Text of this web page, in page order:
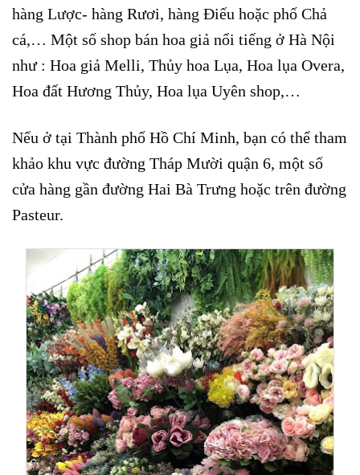
hàng Lược- hàng Rươi, hàng Điếu hoặc phố Chả
cá,… Một số shop bán hoa giả nổi tiếng ở Hà Nội
như : Hoa giả Melli, Thủy hoa Lụa, Hoa lụa Overa,
Hoa đất Hương Thủy, Hoa lụa Uyên shop,…
Nếu ở tại Thành phố Hồ Chí Minh, bạn có thể tham
khảo khu vực đường Tháp Mười quận 6, một số
cửa hàng gần đường Hai Bà Trưng hoặc trên đường
Pasteur.